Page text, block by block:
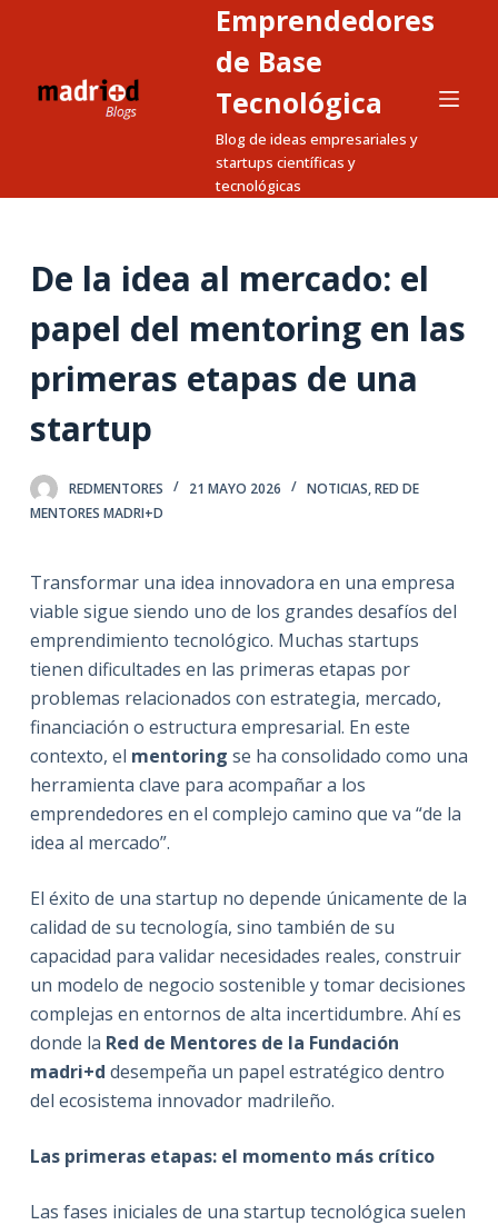
a
n
o
Emprendedores
de Base
Tecnológica
Blog de ideas empresariales y
startups científicas y
tecnológicas
De la idea al mercado: el
papel del mentoring en las
primeras etapas de una
startup
REDMENTORES 21 MAYO 2026 NOTICIAS,RED DE
MENTORES MADRI+D
Transformar una idea innovadora en una empresa
viable sigue siendo uno de los grandes desafíos del
emprendimiento tecnológico. Muchas startups
tienen dificultades en las primeras etapas por
problemas relacionados con estrategia, mercado,
financiación o estructura empresarial. En este
contexto, el mentoring se ha consolidado como una
herramienta clave para acompañar a los
emprendedores en el complejo camino que va “de la
idea al mercado”.
El éxito de una startup no depende únicamente de la
calidad de su tecnología, sino también de su
capacidad para validar necesidades reales, construir
un modelo de negocio sostenible y tomar decisiones
complejas en entornos de alta incertidumbre. Ahí es
donde la Red de Mentores de la Fundación
madri+d desempeña un papel estratégico dentro
del ecosistema innovador madrileño.
Las primeras etapas: el momento más crítico
Las fases iniciales de una startup tecnológica suelen